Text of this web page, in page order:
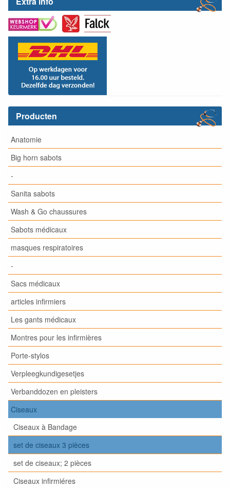
Producten
Anatomie
Big horn sabots
-
Sanita sabots
Wash & Go chaussures
Sabots médicaux
masques respiratoires
-
Sacs médicaux
articles infirmiers
Les gants médicaux
Montres pour les infirmières
Porte-stylos
Verpleegkundigesetjes
Verbanddozen en pleisters
Ciseaux
Ciseaux à Bandage
set de ciseaux 3 pièces
set de ciseaux; 2 pièces
Ciseaux infirmiéres